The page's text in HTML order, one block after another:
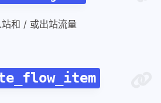
和 / 或出站流量